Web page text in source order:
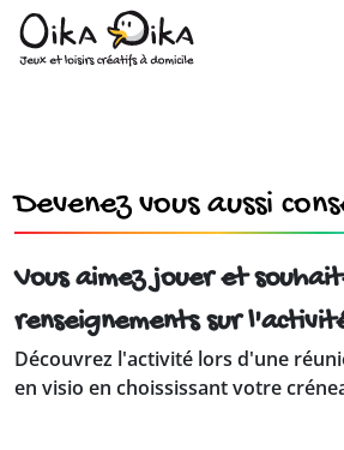
Devenez vous aussi
Vous aimez jouer et
renseignements sur
Découvrez l'activité lors d'une
en visio en choississant votre